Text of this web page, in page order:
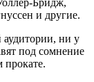
и другие.
ни у
под сомнение